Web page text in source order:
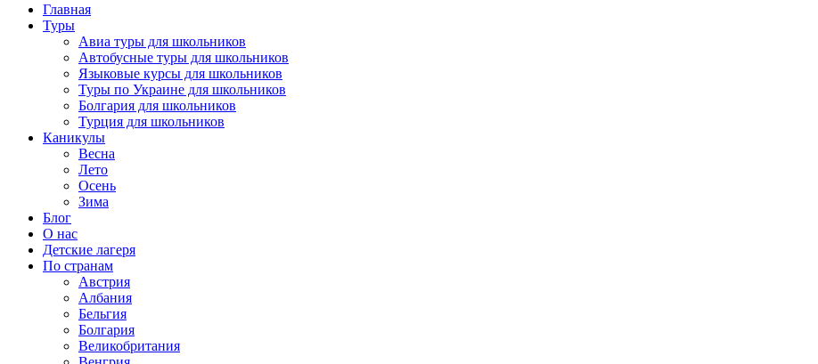
Главная
Туры
Авиа туры для школьников
Автобусные туры для школьников
Языковые курсы для школьников
Туры по Украине для школьников
Болгария для школьников
Турция для школьников
Каникулы
Весна
Лето
Осень
Зима
Блог
О нас
Детские лагеря
По странам
Австрия
Албания
Бельгия
Болгария
Великобритания